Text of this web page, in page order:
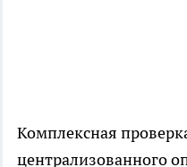
Комплексная
централизованного